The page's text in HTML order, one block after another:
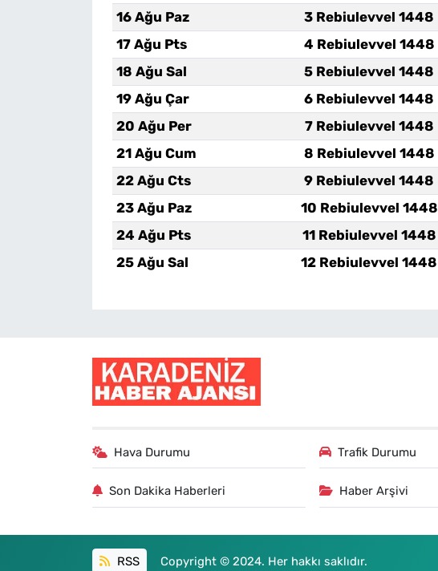
16 Ağu Paz
3 Rebiulevvel 1448
17 Ağu Pts
4 Rebiulevvel 1448
18 Ağu Sal
5 Rebiulevvel 1448
19 Ağu Çar
6 Rebiulevvel 1448
20 Ağu Per
7 Rebiulevvel 1448
21 Ağu Cum
8 Rebiulevvel 1448
22 Ağu Cts
9 Rebiulevvel 1448
23 Ağu Paz
10 Rebiulevvel 1448
24 Ağu Pts
11 Rebiulevvel 1448
25 Ağu Sal
12 Rebiulevvel 1448
Hava Durumu Trafik Durumu
Son Dakika Haberleri Haber Arşivi
RSS Copyright © 2024. Her hakkı saklıdır.